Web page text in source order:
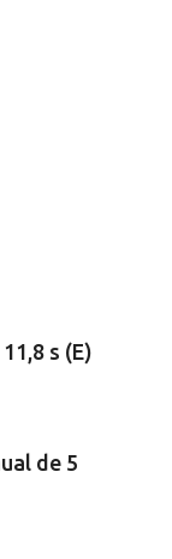
s (E)
de 5